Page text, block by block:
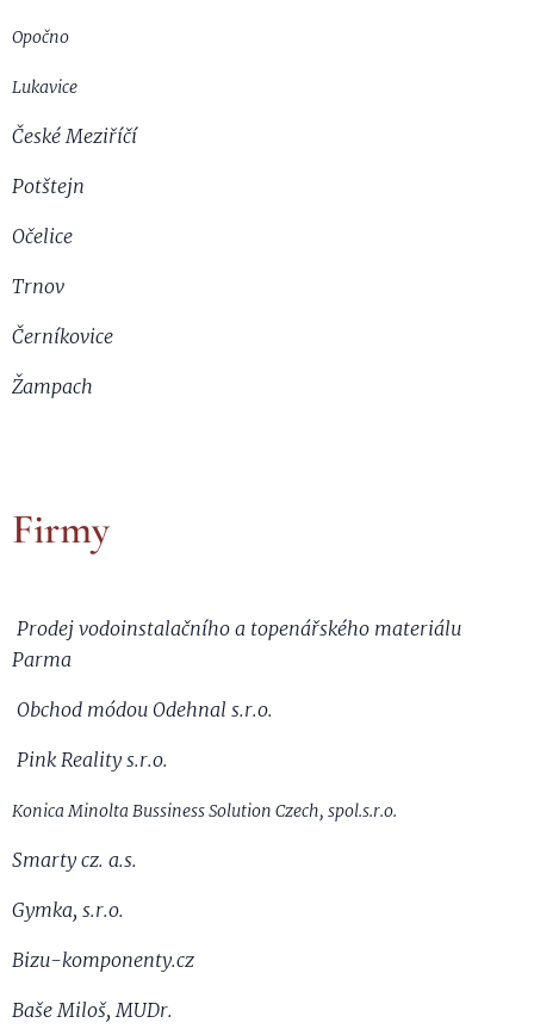
Opočno
Lukavice
České Meziříčí
Potštejn
Očelice
Trnov
Černíkovice
Žampach
Firmy
Prodej vodoinstalačního a topenářského materiálu
Parma
Obchod módou Odehnal s.r.o.
Pink Reality s.r.o.
Konica Minolta Bussiness Solution Czech, spol.s.r.o.
Smarty cz. a.s.
Gymka, s.r.o.
Bizu-komponenty.cz
Baše Miloš, MUDr.